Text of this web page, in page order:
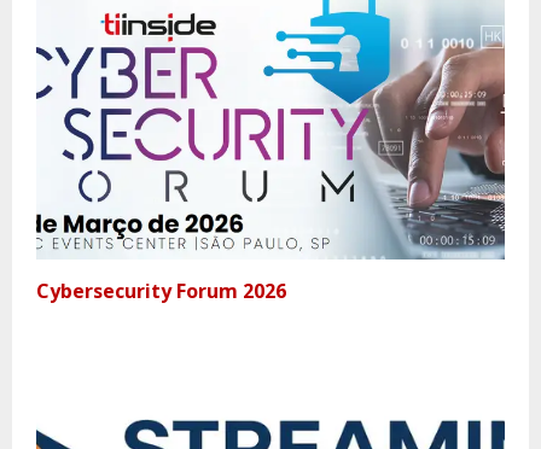
Cybersecurity Forum 2026